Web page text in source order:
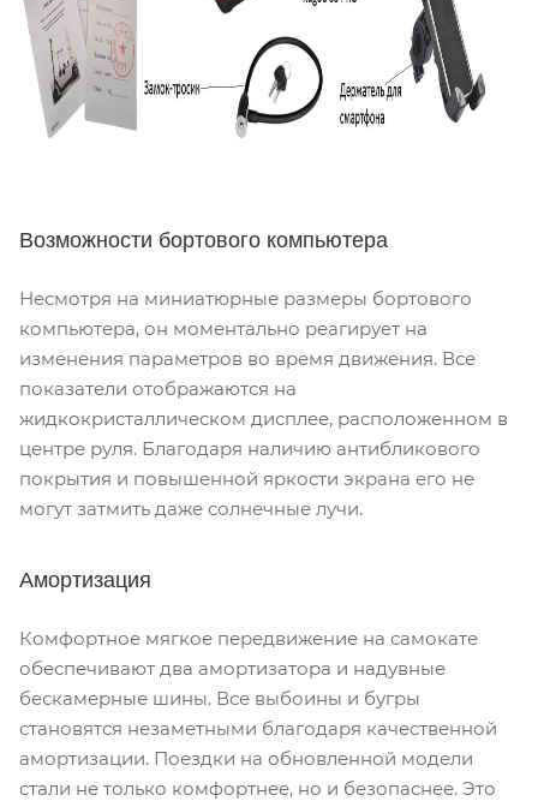
Возможности бортового компьютера
Несмотря на миниатюрные размеры бортового
компьютера, он моментально реагирует на
изменения параметров во время движения. Все
показатели отображаются на
жидкокристаллическом дисплее, расположенном в
центре руля. Благодаря наличию антибликового
покрытия и повышенной яркости экрана его не
могут затмить даже солнечные лучи.
Амортизация
Комфортное мягкое передвижение на самокате
обеспечивают два амортизатора и надувные
бескамерные шины. Все выбоины и бугры
становятся незаметными благодаря качественной
амортизации. Поездки на обновленной модели
стали не только комфортнее, но и безопаснее. Это